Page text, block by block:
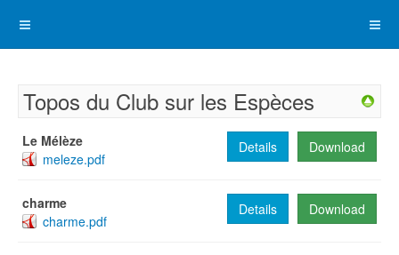
Topos du Club sur les Espèces
Le Mélèze
meleze.pdf
Download
Details
charme
charme.pdf
Download
Details